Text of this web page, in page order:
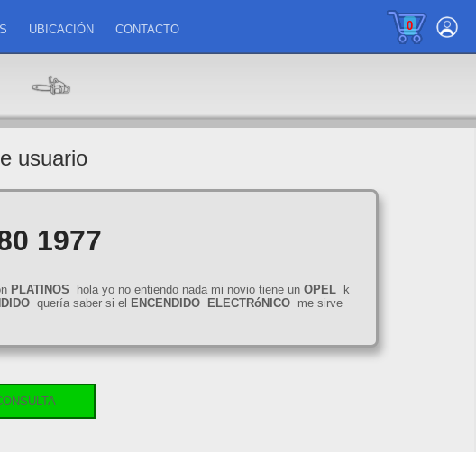
0
UBICACIÓN CONTACTO
usuario
1977
PLATINOS hola yo no entiendo nada mi novio tiene un OPELk
quería saber si el ENCENDIDO ELECTRóNICOme sirve